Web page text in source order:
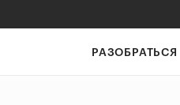
РАЗОБРАТЬСЯ